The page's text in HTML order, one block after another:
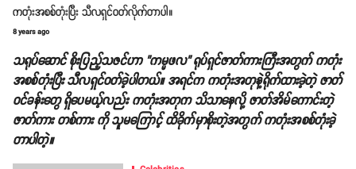
ကတုံးအစစ်တုံးပြီး သီလရှင်ဝတ်လိုက်တာပါ။
8 years ago
သရုပ်ဆောင် စိုးပြည့်သဇင်ဟာ "ကမ္မဖလ" ရုပ်ရှင်ဇာတ်ကားကြီးအတွက် ကတုံး
အစစ်တုံးပြီး သီလရှင်ဝတ်ခဲ့ပါတယ်။ အရင်က ကတုံးအတုနဲ့ရိုက်ထားခဲ့တဲ့ ဇာတ်
ဝင်ခန်းတွေ ရှိပေမယ့်လည်း ကတုံးအတုက သိသာနေလို့ ဇာတ်အိမ်ကောင်းတဲ့
ဇာတ်ကား တစ်ကား ကို သူမကြောင့် ထိခိုက်မှာစိုးတဲ့အတွက် ကတုံးအစစ်တုံးခဲ့
တာပါတဲ့။